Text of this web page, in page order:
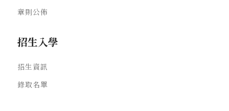
章則公佈
招生入學
招生資訊
錄取名單